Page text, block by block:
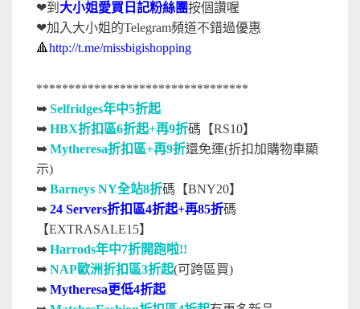
❤到 大小姐愛買日記粉絲團按個讚喔
❤加入大小姐的Telegram頻道不錯過優惠
🔺http://t.me/missbigishopping
*********************************
➥Selfridges年中5折起
➥HBX折扣區6折起+再9折碼【RS10】
➥Mytheresa折扣區+再9折還免運(折扣加購物車顯
示)
➥Barneys NY全站8折碼【BNY20】
➥24 Servers折扣區4折起+再85折碼
【EXTRASALE15】
➥Harrods年中7折開跑啦!!
➥NAP歐洲折扣區3折起(可跨區買)
➥Mytheresa更低4折起